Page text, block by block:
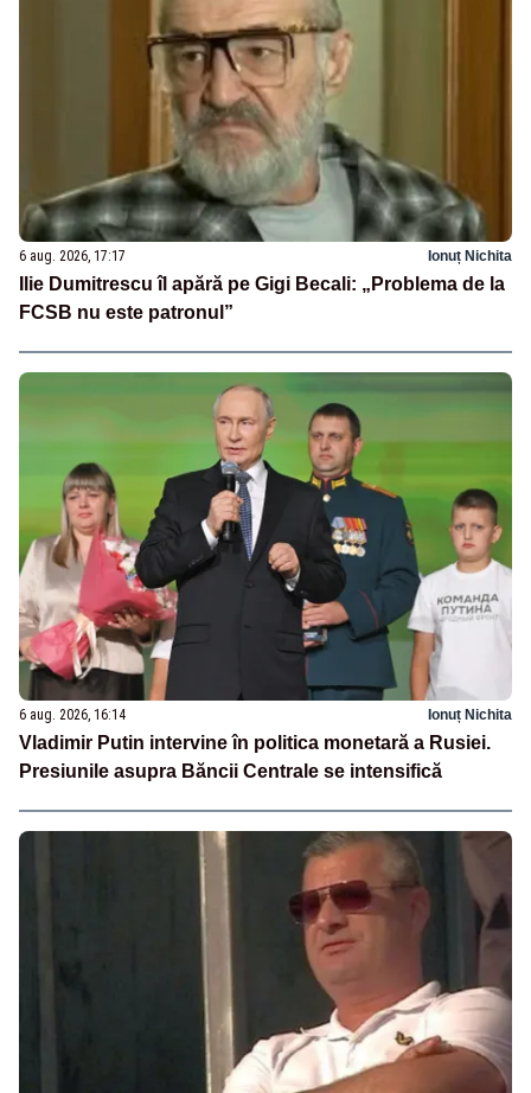
6 aug. 2026, 17:17 Ionuț Nichita
Ilie Dumitrescu îl apără pe Gigi Becali: „Problema de la
FCSB nu este patronul”
6 aug. 2026, 16:14 Ionuț Nichita
Vladimir Putin intervine în politica monetară a Rusiei.
Presiunile asupra Băncii Centrale se intensifică